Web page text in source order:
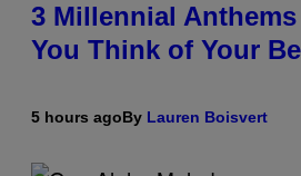
3 Millennial Anthems
You Think of Your
5 hours agoBy Lauren Boisvert